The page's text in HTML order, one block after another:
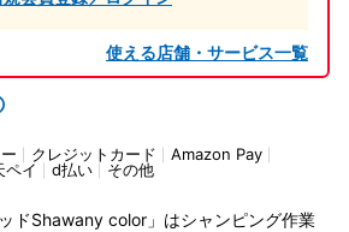
使える店舗・サービス一覧
クレジットカード
Amazon Pay
ペイ d払い その他
ドShawany color」はシャンピング作業